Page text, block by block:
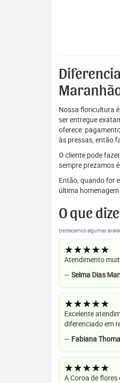
Nossa floricultura
ser entregue
oferece:
às pressas, então
O cliente pode
sempre prezamos
Então, quando for
última
O que
Destacamos algumas
★★★★★
Atendimento
— Selma Dias
★★★★★
Excelente
diferenciado em
— Fabiana
★★★★★
A Coroa de